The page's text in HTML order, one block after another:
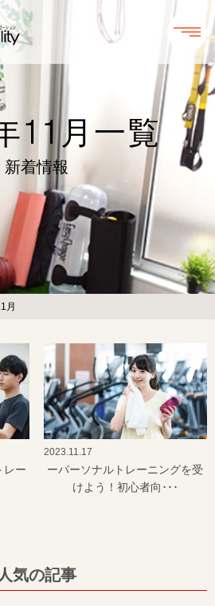
11月一覧
新着情報
月
レー
2023.11.17
ーパーソナルトレーニングを受
けよう！初心者向･･･
人気の記事